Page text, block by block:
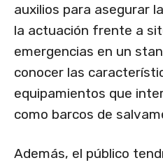
auxilios para asegurar
la actuación frente a
emergencias en un
conocer las
equipamientos que
como barcos de
Además, el público